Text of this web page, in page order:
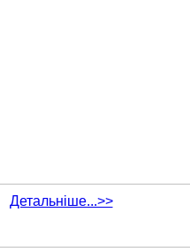
Детальніше...>>